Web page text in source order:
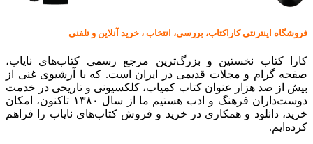
فروشگاه اینترنتی کاراکتاب، بررسی، انتخاب ، خرید آنلاین و تلفنی
کارا کتاب نخستین و بزرگ‌ترین مرجع رسمی کتاب‌های نایاب،
صفحه گرام و مجلات قدیمی در ایران است. که با آرشیوی غنی از
بیش از صد هزار عنوان کتاب کمیاب، کلکسیونی و تاریخی در خدمت
دوست‌داران فرهنگ و ادب هستیم ما از سال ۱۳۸۰ تاکنون، امکان
خرید، دانلود و همکاری در خرید و فروش کتاب‌های نایاب را فراهم
کرده‌ایم.